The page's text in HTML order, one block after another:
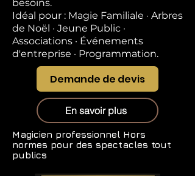
besoins.
Idéal pour : Magie Familiale · Arbres
de Noël · Jeune Public ·
Associations · Événements
d'entreprise · Programmation.
Demande de devis
En savoir plus
Magicien professionnel Hors
normes pour des spectacles tout
publics